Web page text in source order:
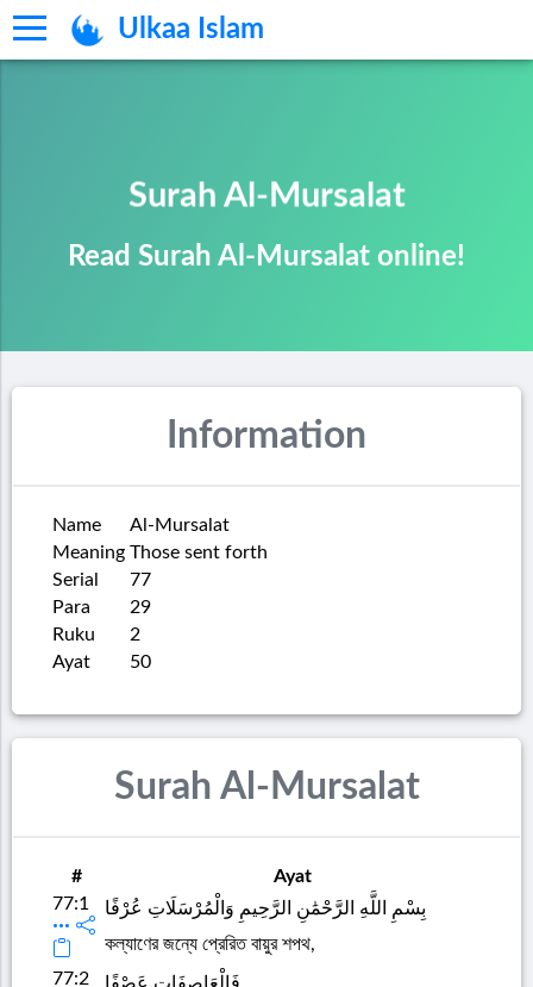
Ulkaa Islam
Surah Al-Mursalat
Read Surah Al-Mursalat online!
Information
Name
Al-Mursalat
Meaning Those sent forth
Serial
77
Para
29
Ruku
2
Ayat
50
Surah Al-Mursalat
#
Ayat
77:1
بِسْمِ اللَّهِ الرَّحْمَٰنِ الرَّحِيمِ وَالْمُرْسَلَاتِ عُرْفًا
কল্যাণের জন্যে প্রেরিত বায়ুর শপথ,
77:2
فَالْعَاصِفَاتِ عَصْفًا